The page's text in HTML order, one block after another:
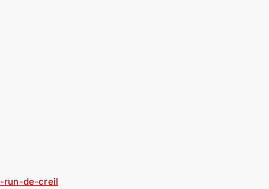
run-de-creil